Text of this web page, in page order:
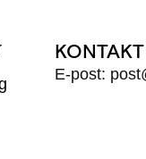
E-post: